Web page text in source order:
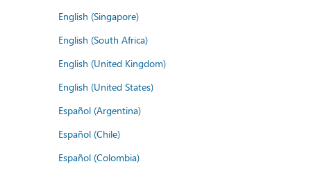
English (Singapore)
English (South Africa)
English (United Kingdom)
English (United States)
Español (Argentina)
Español (Chile)
Español (Colombia)